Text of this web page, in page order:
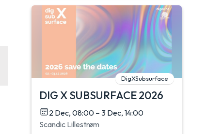
DigXSubsurface
DIG X SUBSURFACE 2026
2 Dec, 08:00 – 3 Dec, 14:00
Scandic Lillestrøm